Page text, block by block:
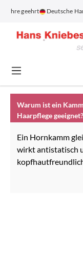
springen
Jahre geehrt Deutsche
Warum ist ein
Haarpflege geeignet?
Ein Hornkamm
wirkt antistatisch